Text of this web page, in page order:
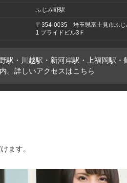
ふじみ野駅
〒354-0035 埼玉県富士見市ふじ
1 プライドビル3Ｆ
駅・川越駅・新河岸駅・上福岡駅・
。詳しいアクセスはこちら
ます。